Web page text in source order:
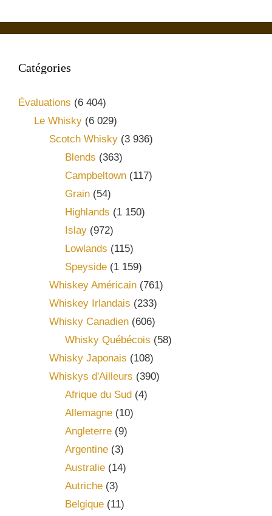
Catégories
Évaluations (6 404)
Le Whisky(6 029)
Scotch Whisky (3 936)
Blends (363)
Campbeltown(117)
Grain(54)
Highlands (1 150)
Islay(972)
Lowlands (115)
Speyside(1 159)
Whiskey Américain (761)
Whiskey Irlandais (233)
Whisky Canadien (606)
Whisky Québécois (58)
Whisky Japonais (108)
Whiskys d'Ailleurs (390)
Afrique du Sud (4)
Allemagne(10)
Angleterre(9)
Argentine(3)
Australie(14)
Autriche(3)
Belgique(11)